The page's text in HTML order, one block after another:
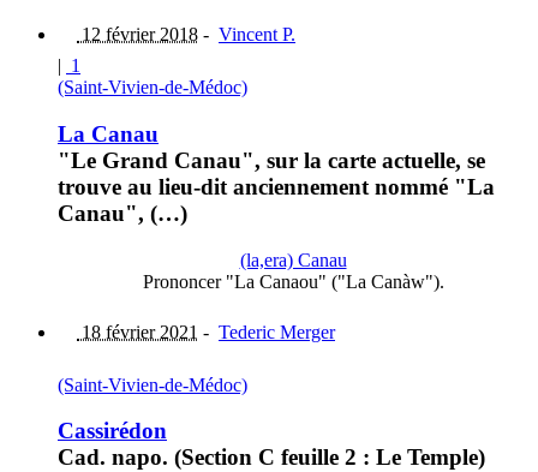
12 février 2018 - Vincent P.
| 1
(Saint-Vivien-de-Médoc)
La Canau
"Le Grand Canau", sur la carte actuelle, se
trouve au lieu-dit anciennement nommé "La
Canau", (…)
(la,era) Canau
Prononcer "La Canaou" ("La Canàw").
18 février 2021 - Tederic Merger
(Saint-Vivien-de-Médoc)
Cassirédon
Cad. napo. (Section C feuille 2 : Le Temple)